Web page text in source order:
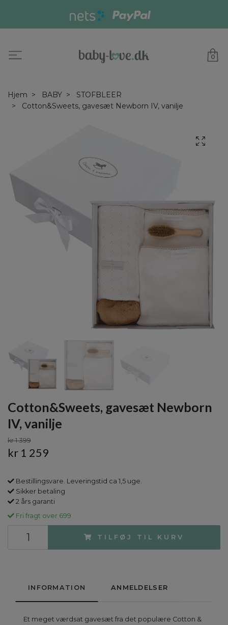
0
Hjem BABY
STOFBLEER
Cotton&Sweets, gavesæt Newborn IV, vanilje
Cotton&Sweets, gavesæt Newborn
IV, vanilje
kr 1 399
kr 1 259
Bestillingsvare. Leveringstid ca 1,5 uge.
Sikker betaling
2 års garanti
Fri fragt over 699
TILFØJ TIL KURV
INFORMATION ANMELDELSER
Et meget værdsat gavesæt fra det populære Cotton &